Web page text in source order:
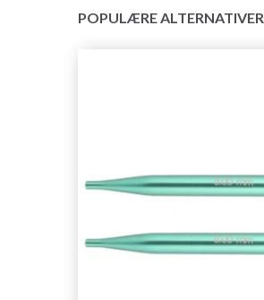
POPULÆRE ALTERNATIVER